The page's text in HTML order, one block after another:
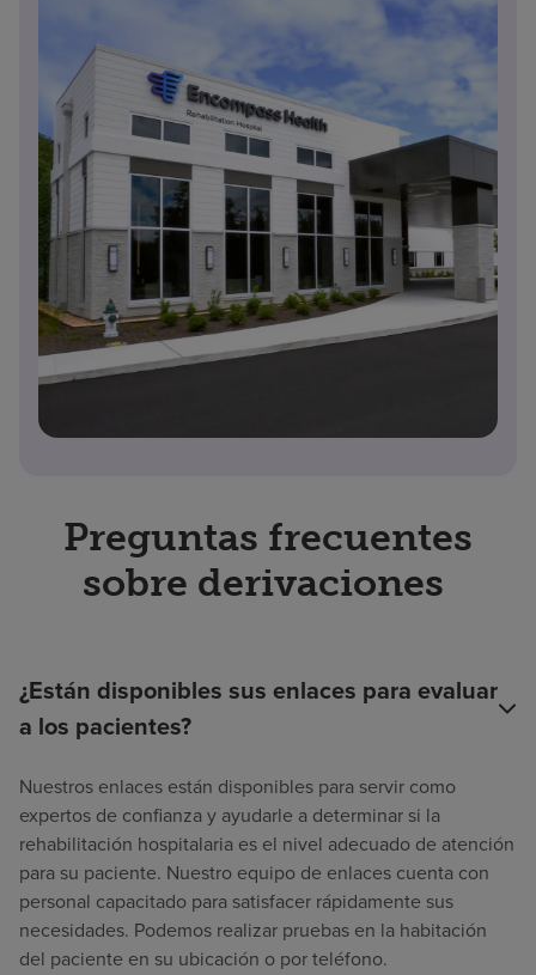
Preguntas frecuentes
sobre derivaciones
¿Están disponibles sus enlaces para evaluar
a los pacientes?
Nuestros enlaces están disponibles para servir como
expertos de confianza y ayudarle a determinar si la
rehabilitación hospitalaria es el nivel adecuado de atención
para su paciente. Nuestro equipo de enlaces cuenta con
personal capacitado para satisfacer rápidamente sus
necesidades. Podemos realizar pruebas en la habitación
del paciente en su ubicación o por teléfono.